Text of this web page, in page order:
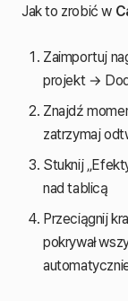
Jak to zrobić w
Zaimportuj
projekt →
Znajdź
zatrzymaj
Stuknij
nad tablicą
Przeciągnij
pokrywał